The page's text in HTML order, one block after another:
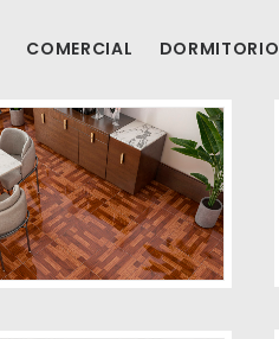
COMERCIAL DORMITORIO